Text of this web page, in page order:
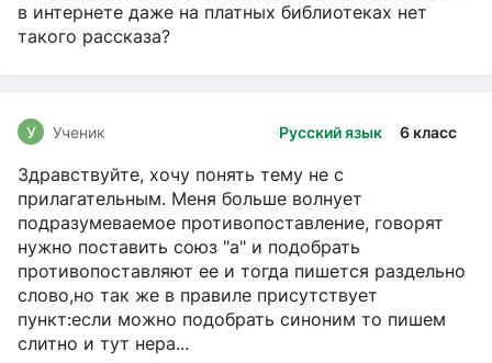
в интернете даже на платных библиотеках нет
такого рассказа?
Русский язык 6 класс
У Ученик
Здравствуйте, хочу понять тему не с
прилагательным. Меня больше волнует
подразумеваемое противопоставление, говорят
нужно поставить союз "а" и подобрать
противопоставляют ее и тогда пишется раздельно
слово,но так же в правиле присутствует
пункт:если можно подобрать синоним то пишем
слитно и тут нера...